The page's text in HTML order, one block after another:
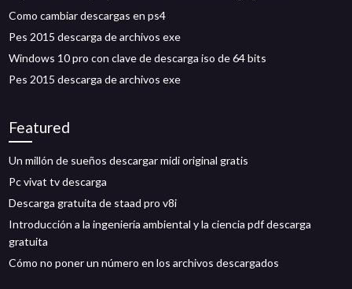
Como cambiar descargas en ps4
Pes 2015 descarga de archivos exe
Windows 10 pro con clave de descarga iso de 64 bits
Pes 2015 descarga de archivos exe
Featured
Un millón de sueños descargar midi original gratis
Pc vivat tv descarga
Descarga gratuita de staad pro v8i
Introducción a la ingeniería ambiental y la ciencia pdf descarga
gratuita
Cómo no poner un número en los archivos descargados